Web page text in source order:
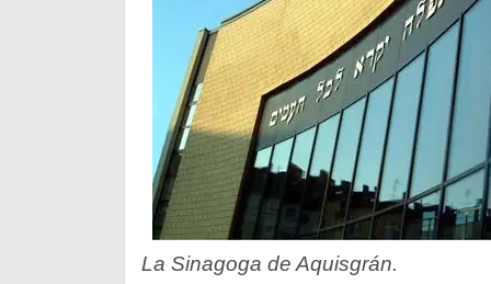
La Sinagoga de Aquisgrán.